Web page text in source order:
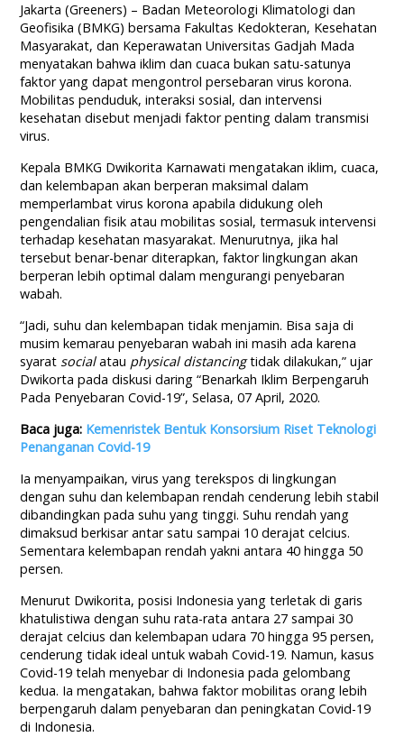
Jakarta (Greeners) – Badan Meteorologi Klimatologi dan
Geofisika (BMKG) bersama Fakultas Kedokteran, Kesehatan
Masyarakat, dan Keperawatan Universitas Gadjah Mada
menyatakan bahwa iklim dan cuaca bukan satu-satunya
faktor yang dapat mengontrol persebaran virus korona.
Mobilitas penduduk, interaksi sosial, dan intervensi
kesehatan disebut menjadi faktor penting dalam transmisi
virus.
Kepala BMKG Dwikorita Karnawati mengatakan iklim, cuaca,
dan kelembapan akan berperan maksimal dalam
memperlambat virus korona apabila didukung oleh
pengendalian fisik atau mobilitas sosial, termasuk intervensi
terhadap kesehatan masyarakat. Menurutnya, jika hal
tersebut benar-benar diterapkan, faktor lingkungan akan
berperan lebih optimal dalam mengurangi penyebaran
wabah.
“Jadi, suhu dan kelembapan tidak menjamin. Bisa saja di
musim kemarau penyebaran wabah ini masih ada karena
syarat socialatau physical distancingtidak dilakukan,” ujar
Dwikorta pada diskusi daring “Benarkah Iklim Berpengaruh
Pada Penyebaran Covid-19”, Selasa, 07 April, 2020.
Baca juga: Kemenristek Bentuk Konsorsium Riset Teknologi
Penanganan Covid-19
Ia menyampaikan, virus yang terekspos di lingkungan
dengan suhu dan kelembapan rendah cenderung lebih stabil
dibandingkan pada suhu yang tinggi. Suhu rendah yang
dimaksud berkisar antar satu sampai 10 derajat celcius.
Sementara kelembapan rendah yakni antara 40 hingga 50
persen.
Menurut Dwikorita, posisi Indonesia yang terletak di garis
khatulistiwa dengan suhu rata-rata antara 27 sampai 30
derajat celcius dan kelembapan udara 70 hingga 95 persen,
cenderung tidak ideal untuk wabah Covid-19. Namun, kasus
Covid-19 telah menyebar di Indonesia pada gelombang
kedua. Ia mengatakan, bahwa faktor mobilitas orang lebih
berpengaruh dalam penyebaran dan peningkatan Covid-19
di Indonesia.